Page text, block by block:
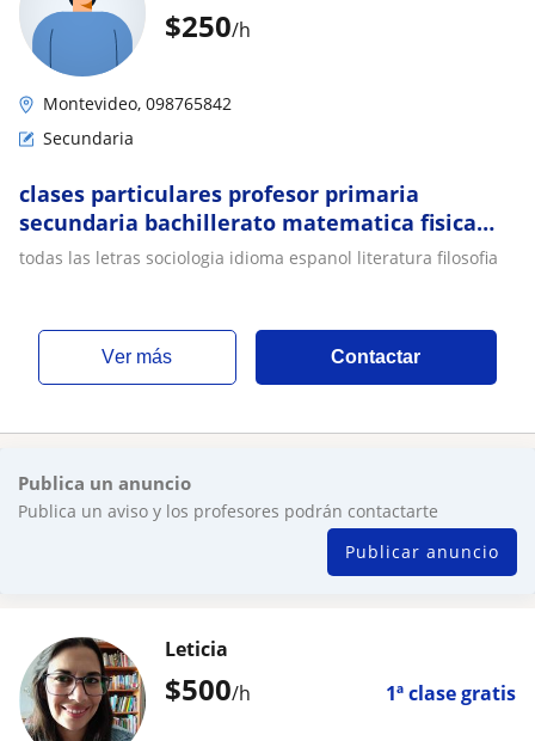
$250/h
Montevideo, 098765842
Secundaria
clases particulares profesor primaria
secundaria bachillerato matematica fisica
quimica historia geografia contabilidad
todas las letras sociologia idioma espanol literatura filosofia
ver más Contactar
Publica un anuncio
Publica un aviso y los profesores podrán contactarte
Publicar anuncio
$500/h 1ª clase gratis
Leticia